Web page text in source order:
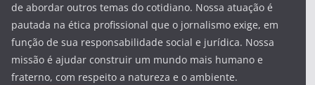
de abordar outros temas do cotidiano. Nossa atuação é
pautada na ética profissional que o jornalismo exige, em
função de sua responsabilidade social e jurídica. Nossa
missão é ajudar construir um mundo mais humano e
fraterno, com respeito a natureza e o ambiente.